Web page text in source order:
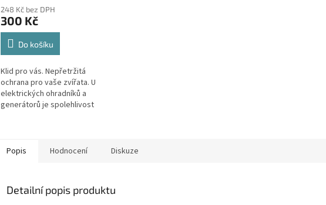
248 Kč bez DPH
300 Kč
Do košíku
Klid pro vás. Nepřetržitá
ochrana pro vaše zvířata. U
elektrických ohradníků a
generátorů je spolehlivost
Popis Hodnocení Diskuze
Detailní popis produktu